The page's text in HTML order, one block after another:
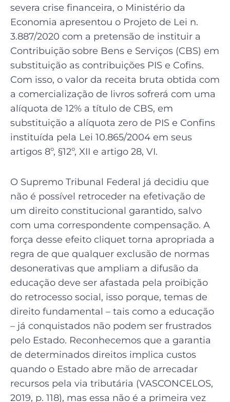
severa crise financeira, o Ministério da
Economia apresentou o Projeto de Lei n.
3.887/2020 com a pretensão de instituir a
Contribuição sobre Bens e Serviços (CBS) em
substituição as contribuições PIS e Cofins.
Com isso, o valor da receita bruta obtida com
a comercialização de livros sofrerá com uma
alíquota de 12% a título de CBS, em
substituição a alíquota zero de PIS e Confins
instituída pela Lei 10.865/2004 em seus
artigos 8º, §12º, XII e artigo 28, VI.
O Supremo Tribunal Federal já decidiu que
não é possível retroceder na efetivação de
um direito constitucional garantido, salvo
com uma correspondente compensação. A
força desse efeito cliquet torna apropriada a
regra de que qualquer exclusão de normas
desonerativas que ampliam a difusão da
educação deve ser afastada pela proibição
do retrocesso social, isso porque, temas de
direito fundamental – tais como a educação
– já conquistados não podem ser frustrados
pelo Estado. Reconhecemos que a garantia
de determinados direitos implica custos
quando o Estado abre mão de arrecadar
recursos pela via tributária (VASCONCELOS,
2019, p. 118), mas essa não é a primeira vez